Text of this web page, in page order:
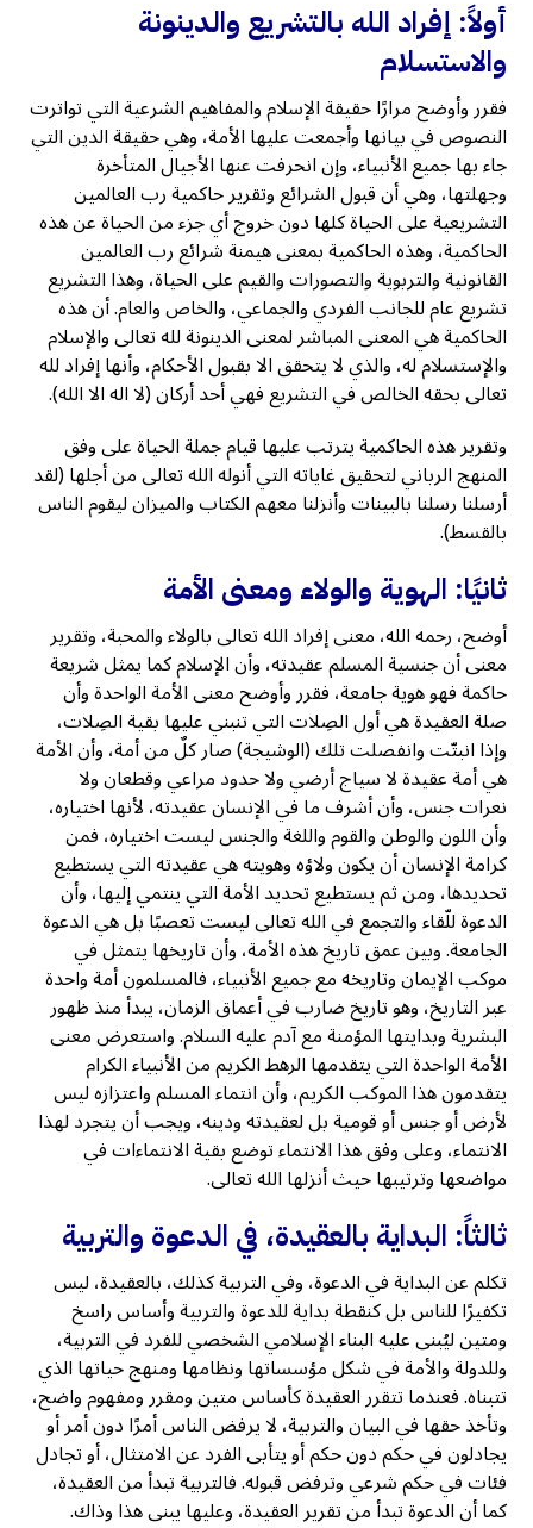
أولاً: إفراد الله بالتشريع والدينونة
والاستسلام
فقرر وأوضح مرارًا حقيقة الإسلام والمفاهيم الشرعية التي تواترت
النصوص في بيانها وأجمعت عليها الأمة، وهي حقيقة الدين التي
جاء بها جميع الأنبياء، وإن انحرفت عنها الأجيال المتأخرة
وجهلتها، وهي أن قبول الشرائع وتقرير حاكمية رب العالمين
التشريعية على الحياة كلها دون خروج أي جزء من الحياة عن هذه
الحاكمية، وهذه الحاكمية بمعنى هيمنة شرائع رب العالمين
القانونية والتربوية والتصورات والقيم على الحياة، وهذا التشريع
تشريع عام للجانب الفردي والجماعي، والخاص والعام. أن هذه
الحاكمية هي المعنى المباشر لمعنى الدينونة لله تعالى والإسلام
والإستسلام له، والذي لا يتحقق الا بقبول الأحكام، وأنها إفراد لله
تعالى بحقه الخالص في التشريع فهي أحد أركان (لا اله الا الله).
وتقرير هذه الحاكمية يترتب عليها قيام جملة الحياة على وفق
المنهج الرباني لتحقيق غاياته التي أنوله الله تعالى من أجلها (لقد
أرسلنا رسلنا بالبينات وأنزلنا معهم الكتاب والميزان ليقوم الناس
بالقسط).
ثانيًا: الهوية والولاء ومعنى الأمة
أوضح، رحمه الله، معنى إفراد الله تعالى بالولاء والمحبة، وتقرير
معنى أن جنسية المسلم عقيدته، وأن الإسلام كما يمثل شريعة
حاكمة فهو هوية جامعة، فقرر وأوضح معنى الأمة الواحدة وأن
صلة العقيدة هي أول الصِلات التي تنبني عليها بقية الصِلات،
وإذا انبتّت وانفصلت تلك (الوشيجة) صار كلٌ من أمة، وأن الأمة
هي أمة عقيدة لا سياج أرضي ولا حدود مراعي وقطعان ولا
نعرات جنس، وأن أشرف ما في الإنسان عقيدته، لأنها اختياره،
وأن اللون والوطن والقوم واللغة والجنس ليست اختياره، فمن
كرامة الإنسان أن يكون ولاؤه وهويته هي عقيدته التي يستطيع
تحديدها، ومن ثم يستطيع تحديد الأمة التي ينتمي إليها، وأن
الدعوة للّقاء والتجمع في الله تعالى ليست تعصبًا بل هي الدعوة
الجامعة. وبين عمق تاريخ هذه الأمة، وأن تاريخها يتمثل في
موكب الإيمان وتاريخه مع جميع الأنبياء، فالمسلمون أمة واحدة
عبر التاريخ، وهو تاريخ ضارب في أعماق الزمان، يبدأ منذ ظهور
البشرية وبدايتها المؤمنة مع آدم عليه السلام. واستعرض معنى
الأمة الواحدة التي يتقدمها الرهط الكريم من الأنبياء الكرام
يتقدمون هذا الموكب الكريم، وأن انتماء المسلم واعتزازه ليس
لأرض أو جنس أو قومية بل لعقيدته ودينه، ويجب أن يتجرد لهذا
الانتماء، وعلى وفق هذا الانتماء توضع بقية الانتماءات في
مواضعها وترتيبها حيث أنزلها الله تعالى.
ثالثاً: البداية بالعقيدة، في الدعوة والتربية
تكلم عن البداية في الدعوة، وفي التربية كذلك، بالعقيدة، ليس
تكفيرًا للناس بل كنقطة بداية للدعوة والتربية وأساس راسخ
ومتين ليُبنى عليه البناء الإسلامي الشخصي للفرد في التربية،
وللدولة والأمة في شكل مؤسساتها ونظامها ومنهج حياتها الذي
تتبناه. فعندما تتقرر العقيدة كأساس متين ومقرر ومفهوم واضح،
وتأخذ حقها في البيان والتربية، لا يرفض الناس أمرًا دون أمر أو
يجادلون في حكم دون حكم أو يتأبى الفرد عن الامتثال، أو تجادل
فئات في حكم شرعي وترفض قبوله. فالتربية تبدأ من العقيدة،
كما أن الدعوة تبدأ من تقرير العقيدة، وعليها يبنى هذا وذاك.